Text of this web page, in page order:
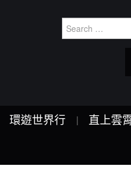
for:
環遊世界行 直上雲